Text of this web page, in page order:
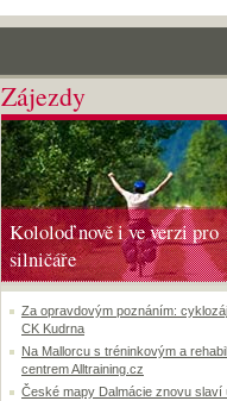
Zájezdy
Kololoď nově i ve verzi pro
silničáře
Za opravdovým poznáním:
CK Kudrna
Na Mallorcu s tréninkovým a
centrem Alltraining.cz
České mapy Dalmácie znovu slaví